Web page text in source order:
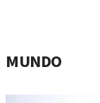
MUNDO